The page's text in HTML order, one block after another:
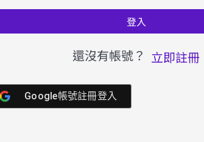
登入
還沒有帳號？ 立即註冊
Google帳號註冊登入